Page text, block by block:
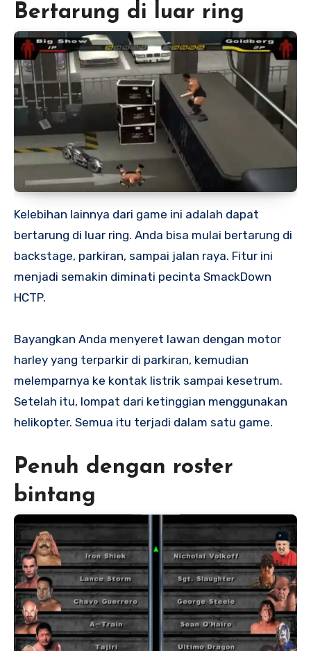
Bertarung di luar ring
Kelebihan lainnya dari game ini adalah dapat
bertarung di luar ring. Anda bisa mulai bertarung di
backstage, parkiran, sampai jalan raya. Fitur ini
menjadi semakin diminati pecinta SmackDown
HCTP.
Bayangkan Anda menyeret lawan dengan motor
harley yang terparkir di parkiran, kemudian
melemparnya ke kontak listrik sampai kesetrum.
Setelah itu, lompat dari ketinggian menggunakan
helikopter. Semua itu terjadi dalam satu game.
Penuh dengan roster
bintang